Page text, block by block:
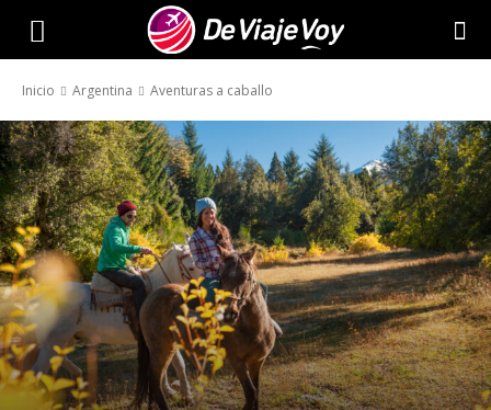
Viaje
Voy
Inicio Argentina Aventuras a caballo